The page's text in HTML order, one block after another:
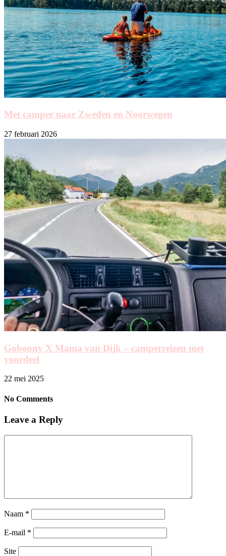
Met camper naar Zweden en Noorwegen
27 februari 2026
Goboony X Mama van Dijk – camperreizen met
voordeel
22 mei 2025
No Comments
Leave a Reply
Naam *
E-mail *
Site